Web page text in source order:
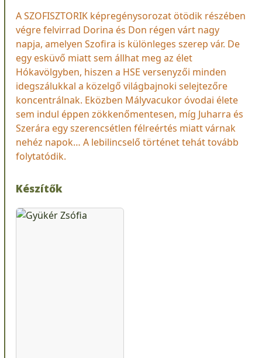
A SZOFISZTORIK képregénysorozat ötödik részében
végre felvirrad Dorina és Don régen várt nagy
napja, amelyen Szofira is különleges szerep vár. De
egy esküvő miatt sem állhat meg az élet
Hókavölgyben, hiszen a HSE versenyzői minden
idegszálukkal a közelgő világbajnoki selejtezőre
koncentrálnak. Eközben Mályvacukor óvodai élete
sem indul éppen zökkenőmentesen, míg Juharra és
Szerára egy szerencsétlen félreértés miatt várnak
nehéz napok… A lebilincselő történet tehát tovább
folytatódik.
Készítők